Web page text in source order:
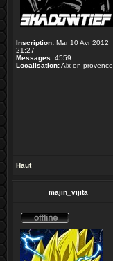
Inscription: Mar 10 Avr 2012
21:27
Messages: 4559
Localisation:Aix en provence
Haut
majin_vijita